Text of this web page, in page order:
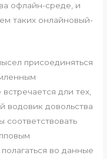
офлайн-среде, и
таких онлайновый-
присоединяться
дли тех,
водовик довольства
во данные